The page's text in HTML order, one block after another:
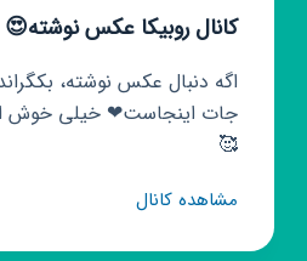
کانال روبیکا عکس نوشته😍
اگه دنبال عکس نوشته،
جات اینجاست❤ خیلی خوش
🥰
مشاهده کانالکانال